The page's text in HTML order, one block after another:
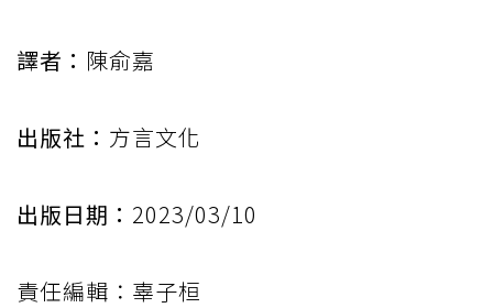
譯者： 陳俞嘉
出版社： 方言文化
出版日期： 2023/03/10
責任編輯：辜子桓